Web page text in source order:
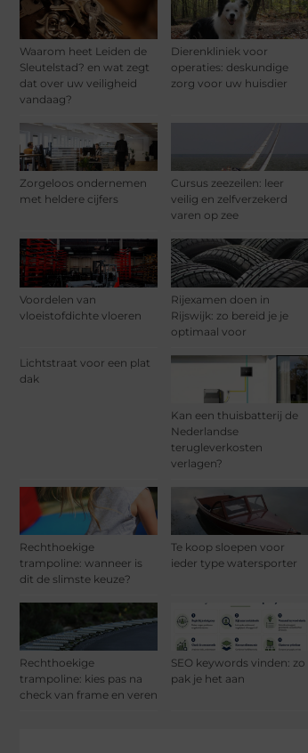
Waarom heet Leiden de
Sleutelstad? en wat zegt
dat over uw veiligheid
vandaag?
Dierenkliniek voor
operaties: deskundige
zorg voor uw huisdier
Zorgeloos ondernemen
met heldere cijfers
Cursus zeezeilen: leer
veilig en zelfverzekerd
varen op zee
Voordelen van
vloeistofdichte vloeren
Rijexamen doen in
Rijswijk: zo bereid je je
optimaal voor
Lichtstraat voor een plat
dak
Kan een thuisbatterij de
Nederlandse
terugleverkosten
verlagen?
Rechthoekige
trampoline: wanneer is
dit de slimste keuze?
Te koop sloepen voor
ieder type watersporter
Rechthoekige
trampoline: kies pas na
check van frame en veren
SEO keywords vinden: zo
pak je het aan